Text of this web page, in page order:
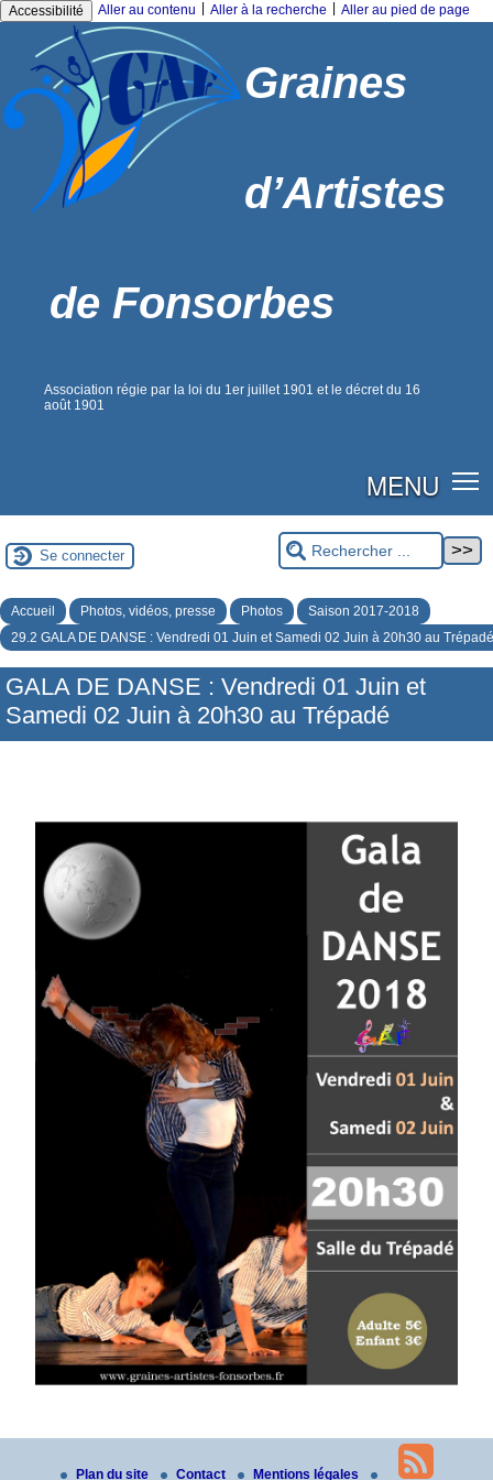
Accessibilité Aller au contenu Aller à la recherche Aller au pied de page
Graines
d’Artistes
de Fonsorbes
Association régie par la loi du 1er juillet 1901 et le décret du 16
août 1901
MENU
Se connecter
Accueil Photos, vidéos, presse Photos
Saison 2017-2018
29.2 GALA DE DANSE : Vendredi 01 Juin et Samedi 02 Juin à 20h30 au Trépadé
GALA DE DANSE : Vendredi 01 Juin et
Samedi 02 Juin à 20h30 au Trépadé
Plan du site Contact Mentions légales